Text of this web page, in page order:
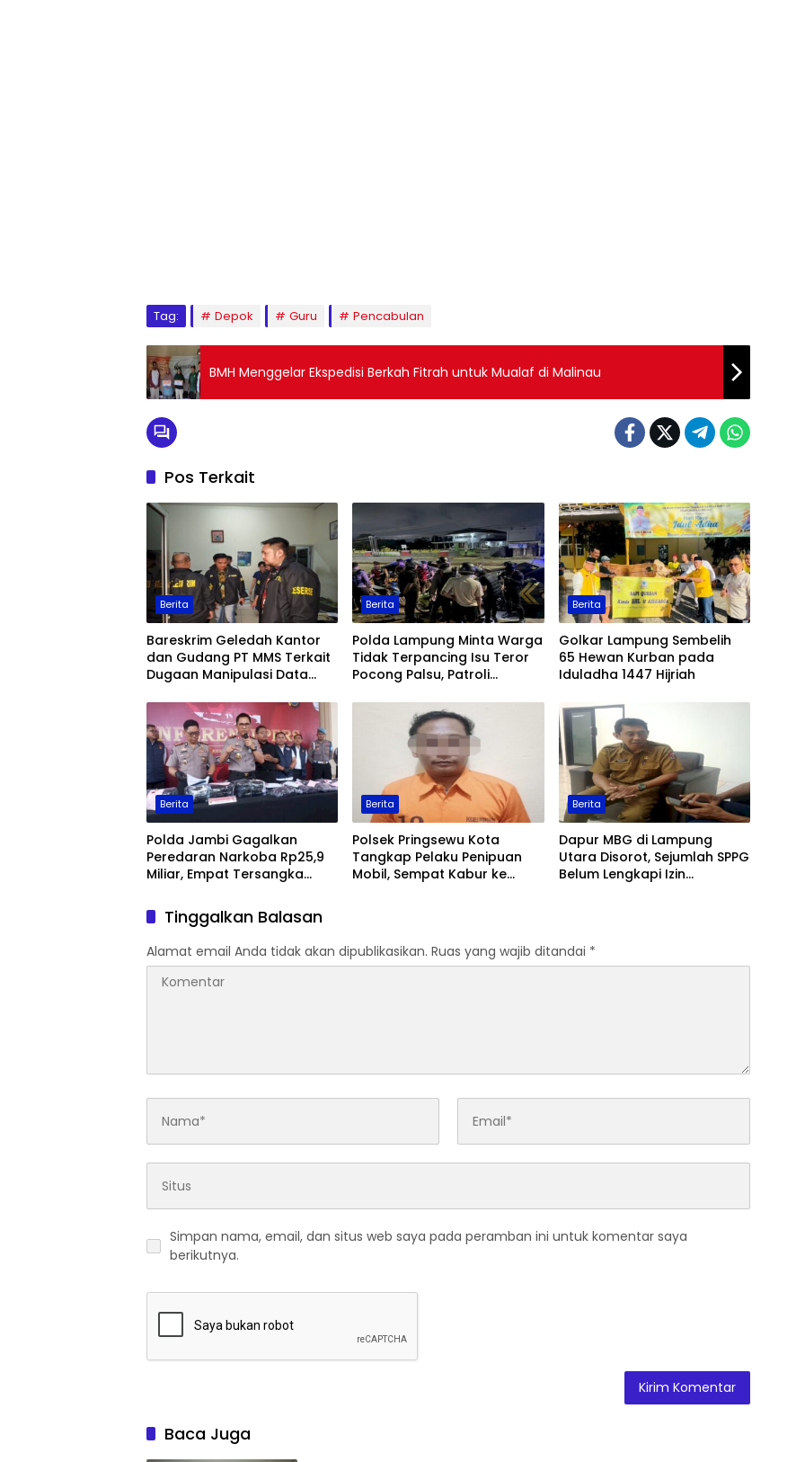
Tag: Depok Guru Pencabulan
BMH Menggelar Ekspedisi Berkah Fitrah untuk Mualaf di Malinau
Pos Terkait
Berita
Bareskrim Geledah Kantor
dan Gudang PT MMS Terkait
Dugaan Manipulasi Data
Berita
Polda Lampung Minta Warga
Tidak Terpancing Isu Teror
Pocong Palsu, Patroli
Berita
Golkar Lampung Sembelih
65 Hewan Kurban pada
Iduladha 1447 Hijriah
Berita
Polda Jambi Gagalkan
Peredaran Narkoba Rp25,9
Miliar, Empat Tersangka
Berita
Polsek Pringsewu Kota
Tangkap Pelaku Penipuan
Mobil, Sempat Kabur ke
Berita
Dapur MBG di Lampung
Utara Disorot, Sejumlah SPPG
Belum Lengkapi Izin
Tinggalkan Balasan
Alamat email Anda tidak akan dipublikasikan. Ruas yang wajib ditandai *
Simpan nama, email, dan situs web saya pada peramban ini untuk komentar saya
berikutnya.
Baca Juga